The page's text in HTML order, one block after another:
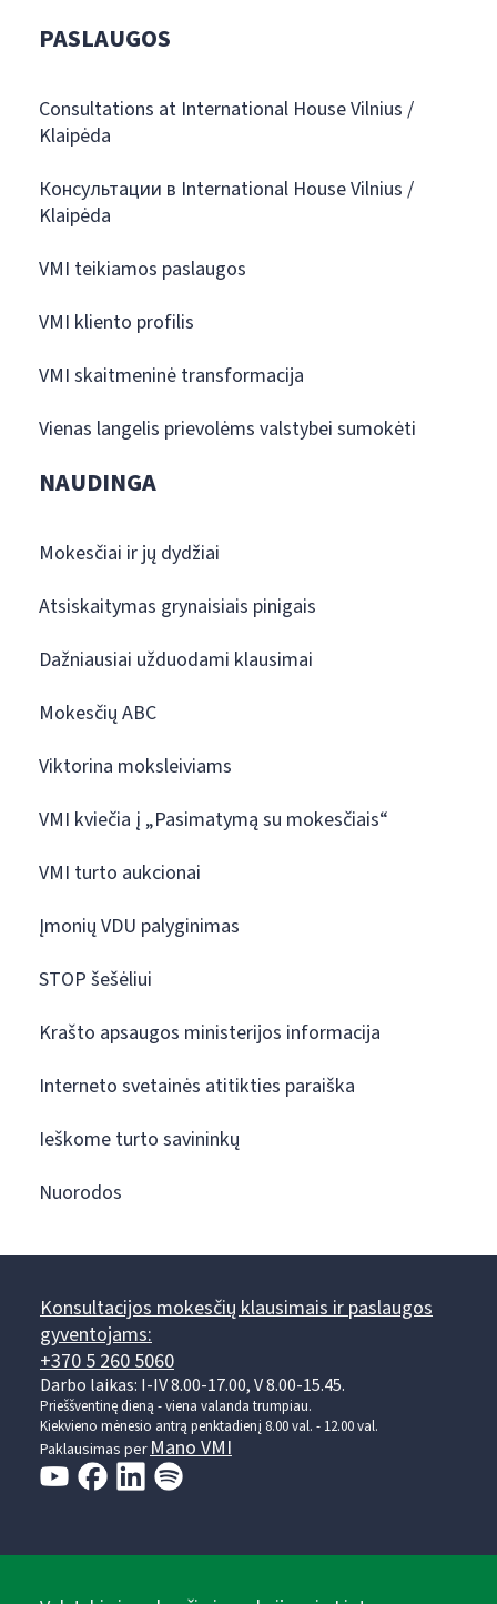
PASLAUGOS
Consultations at International House Vilnius /
Klaipėda
Консультации в International House Vilnius /
Klaipėda
VMI teikiamos paslaugos
VMI kliento profilis
VMI skaitmeninė transformacija
Vienas langelis prievolėms valstybei sumokėti
NAUDINGA
Mokesčiai ir jų dydžiai
Atsiskaitymas grynaisiais pinigais
Dažniausiai užduodami klausimai
Mokesčių ABC
Viktorina moksleiviams
VMI kviečia į „Pasimatymą su mokesčiais“
VMI turto aukcionai
Įmonių VDU palyginimas
STOP šešėliui
Krašto apsaugos ministerijos informacija
Interneto svetainės atitikties paraiška
Ieškome turto savininkų
Nuorodos
Konsultacijos mokesčių klausimais ir paslaugos
gyventojams:
+370 5 260 5060
Darbo laikas: I-IV 8.00-17.00, V 8.00-15.45.
Prieššventinę dieną - viena valanda trumpiau.
Kiekvieno mėnesio antrą penktadienį 8.00 val. - 12.00 val.
Paklausimas perMano VMI